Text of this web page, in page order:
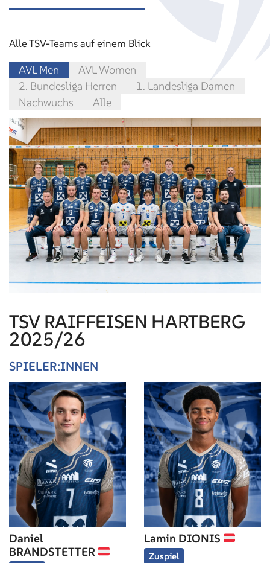
Alle TSV-Teams auf einem Blick
AVL Men
AVL Women
2. Bundesliga Herren
1. Landesliga Damen
Nachwuchs
Alle
TSV RAIFFEISEN HARTBERG
2025/26
SPIELER:INNEN
Daniel
BRANDSTETTER
Lamin DIONIS
Zuspiel